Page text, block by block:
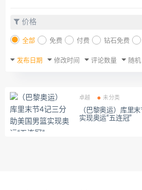
价格
全部 免费 付费 钻石免费
发布日期 修改时间 评论数量 随机
卓越 未分类
（巴黎奥运）库里
实现奥运“五连冠”